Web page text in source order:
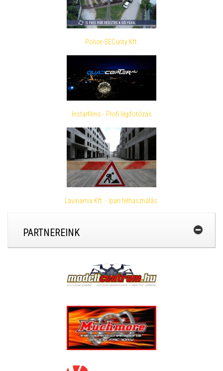
Police-SECurity Kft.
Instarfilms - Profi légifotózás
Lavinamix Kft. - Ipari felhasználás
PARTNEREINK